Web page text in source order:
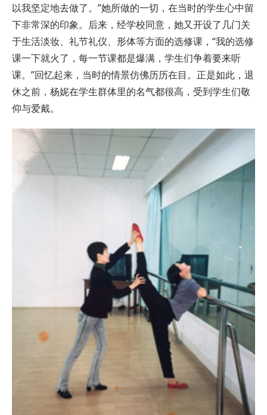
以我坚定地去做了。”她所做的一切，在当时的学生心中留
下非常深的印象。后来，经学校同意，她又开设了几门关
于生活淡妆、礼节礼仪、形体等方面的选修课，“我的选修
课一下就火了，每一节课都是爆满，学生们争着要来听
课。”回忆起来，当时的情景仿佛历历在目。正是如此，退
休之前，杨妮在学生群体里的名气都很高，受到学生们敬
仰与爱戴。